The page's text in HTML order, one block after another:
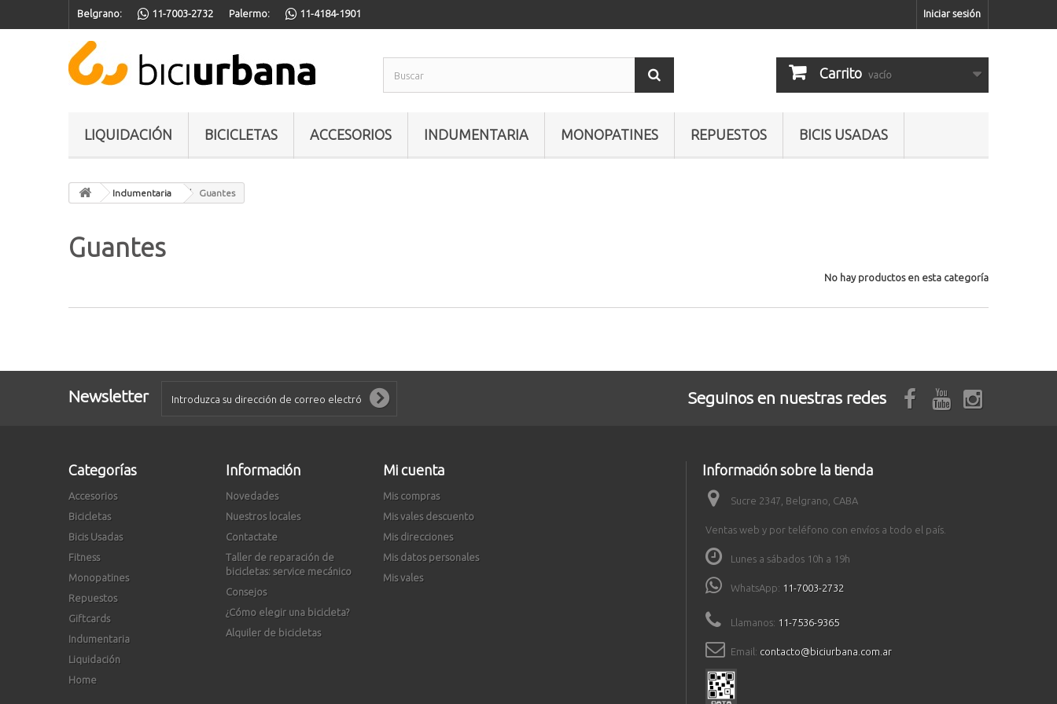
Belgrano: 11-7003-2732 Palermo: 11-4184-1901 Iniciar sesión
Carrito vacío
LIQUIDACIÓN BICICLETAS ACCESORIOS INDUMENTARIA MONOPATINES REPUESTOS BICIS USADAS
Indumentaria Guantes
Guantes
No hay productos en esta categoría
Newsletter Seguinos en nuestras redes
Categorías
Accesorios
Bicicletas
Bicis Usadas
Fitness
Monopatines
Repuestos
Giftcards
Indumentaria
Liquidación
Home
Información
Novedades
Nuestros locales
Contactate
Taller de reparación de
bicicletas: service mecánico
Consejos
¿Cómo elegir una bicicleta?
Alquiler de bicicletas
Mi cuenta
Mis compras
Mis vales descuento
Mis direcciones
Mis datos personales
Mis vales
Información sobre la tienda
Sucre 2347, Belgrano, CABA
Ventas web y por teléfono con envíos a todo el país.
Lunes a sábados 10h a 19h
WhatsApp: 11-7003-2732
Llamanos: 11-7536-9365
Email: contacto@biciurbana.com.ar